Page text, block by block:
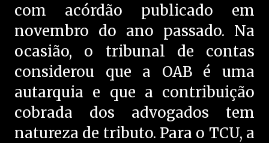
com acórdão publicado em
novembro do ano passado. Na
ocasião, o tribunal de contas
considerou que a OAB é uma
autarquia e que a contribuição
cobrada dos advogados tem
natureza de tributo. Para o TCU, a